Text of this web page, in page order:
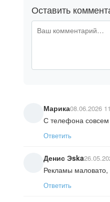
Оставить
Марика08.06.2026
С телефона совсем
Ответить
Денис Эska
Рекламы
Ответить